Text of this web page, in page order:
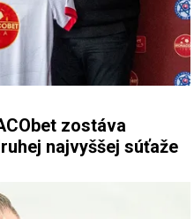
zostáva
najvyššej súťaže